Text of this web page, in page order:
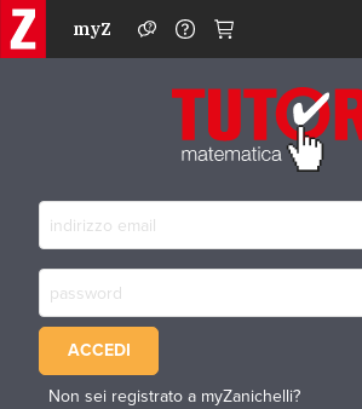
myZ
ACCEDI
Non sei registrato a myZanichelli?